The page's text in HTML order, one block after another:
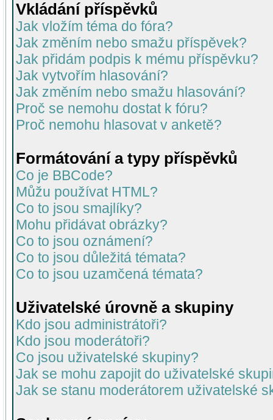
Vkládání příspěvků
Jak vložím téma do fóra?
Jak změním nebo smažu příspěvek?
Jak přidám podpis k mému příspěvku?
Jak vytvořím hlasování?
Jak změním nebo smažu hlasování?
Proč se nemohu dostat k fóru?
Proč nemohu hlasovat v anketě?
Formátování a typy příspěvků
Co je BBCode?
Můžu používat HTML?
Co to jsou smajlíky?
Mohu přidávat obrázky?
Co to jsou oznámení?
Co to jsou důležitá témata?
Co to jsou uzamčená témata?
Uživatelské úrovně a skupiny
Kdo jsou administrátoři?
Kdo jsou moderátoři?
Co jsou uživatelské skupiny?
Jak se mohu zapojit do uživatelské
Jak se stanu moderátorem uživatelské